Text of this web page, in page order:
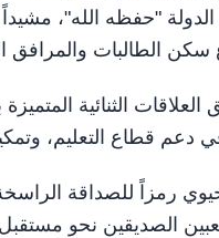
"حفظه الله"،
سكن الطالبات والمرافق
الثنائية المتميزة
في دعم قطاع التعليم،
رمزاً للصداقة
الصديقين نحو